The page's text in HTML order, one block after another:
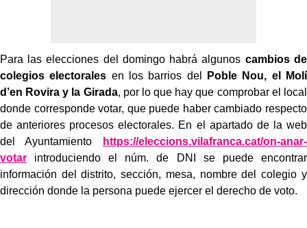
Para las elecciones del domingo habrá algunos cambios de
colegios electorales en los barrios del
Poble Nou, el Molí
d’en Rovira y la Girada, por lo que hay que comprobar el local
donde corresponde votar, que puede haber cambiado respecto
de anteriores procesos electorales. En el apartado de la web
del Ayuntamiento
https://eleccions.vilafranca.cat/on-anar-
votar introduciendo el núm. de DNI se puede encontrar
información del distrito, sección, mesa, nombre del colegio y
dirección donde la persona puede ejercer el derecho de voto.